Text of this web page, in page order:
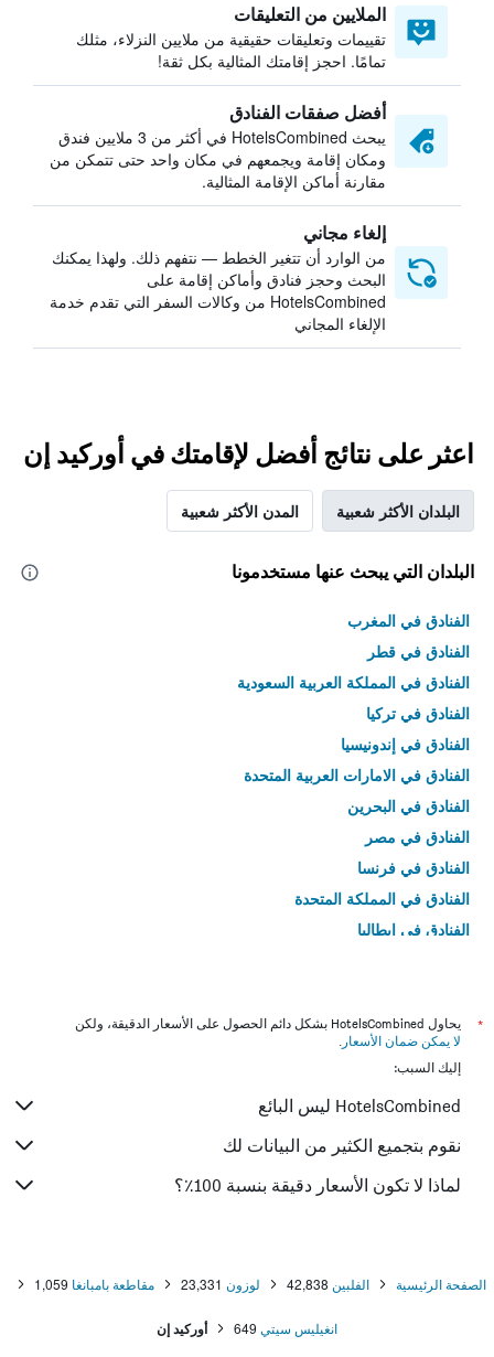
الملايين من التعليقات
تقييمات وتعليقات حقيقية من ملايين النزلاء، مثلك
تمامًا. احجز إقامتك المثالية بكل ثقة!
أفضل صفقات الفنادق
يبحث HotelsCombined في أكثر من 3 ملايين فندق
ومكان إقامة ويجمعهم في مكان واحد حتى تتمكن من
مقارنة أماكن الإقامة المثالية.
إلغاء مجاني
من الوارد أن تتغير الخطط — نتفهم ذلك. ولهذا يمكنك
البحث وحجز فنادق وأماكن إقامة على
HotelsCombined من وكالات السفر التي تقدم خدمة
الإلغاء المجاني
اعثر على نتائج أفضل لإقامتك في أوركيد إن
البلدان الأكثر شعبية المدن الأكثر شعبية
البلدان التي يبحث عنها مستخدمونا
الفنادق في المغرب
الفنادق في قطر
الفنادق في المملكة العربية السعودية
الفنادق في تركيا
الفنادق في إندونيسيا
الفنادق في الامارات العربية المتحدة
الفنادق في البحرين
الفنادق في مصر
الفنادق في فرنسا
الفنادق في المملكة المتحدة
الفنادق في إيطاليا
*
يحاول HotelsCombined بشكل دائم الحصول على الأسعار الدقيقة، ولكن
لا يمكن ضمان الأسعار .
إليك السبب:
HotelsCombined ليس البائع
نقوم بتجميع الكثير من البيانات لك
لماذا لا تكون الأسعار دقيقة بنسبة 100٪؟
الصفحة الرئيسية الفلبين 42,838 لوزون 23,331 مقاطعة بامبانغا 1,059
انغيليس سيتي 649 أوركيد إن